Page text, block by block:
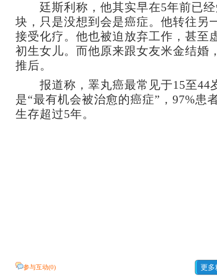
廷斯利称，他其实早在5年前已经
块，只是没想到会是癌症。他转往另
接受化疗。他也被迫放弃工作，甚至
初生女儿。而他原来跟女友米金结婚
推后。
报道称，睪丸癌最常见于15至44
是“最有机会被治愈的癌症”，97%患
生存超过5年。
参与互动(0) 更多